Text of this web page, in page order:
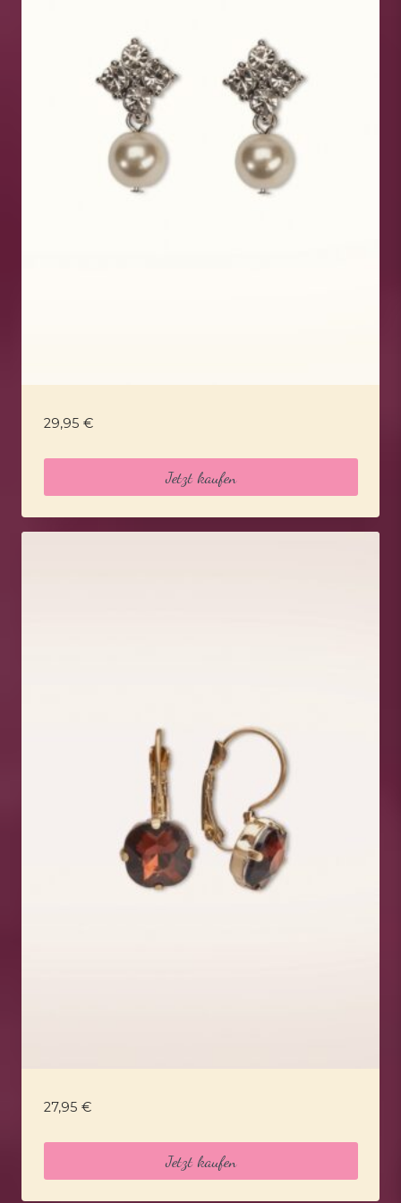
29,95 €
Jetzt kaufen
27,95 €
Jetzt kaufen